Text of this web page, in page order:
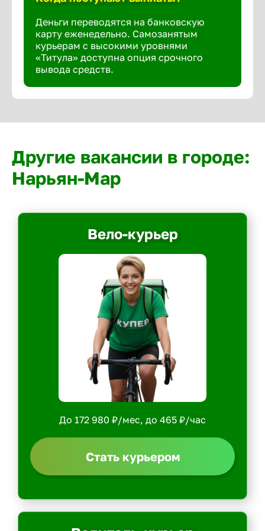
Деньги переводятся на банковскую
карту еженедельно. Самозанятым
курьерам с высокими уровнями
«Титула» доступна опция срочного
вывода средств.
Другие вакансии в городе:
Нарьян-Мар
Вело-курьер
До 172 980 ₽/мес, до 465 ₽/час
Стать курьером